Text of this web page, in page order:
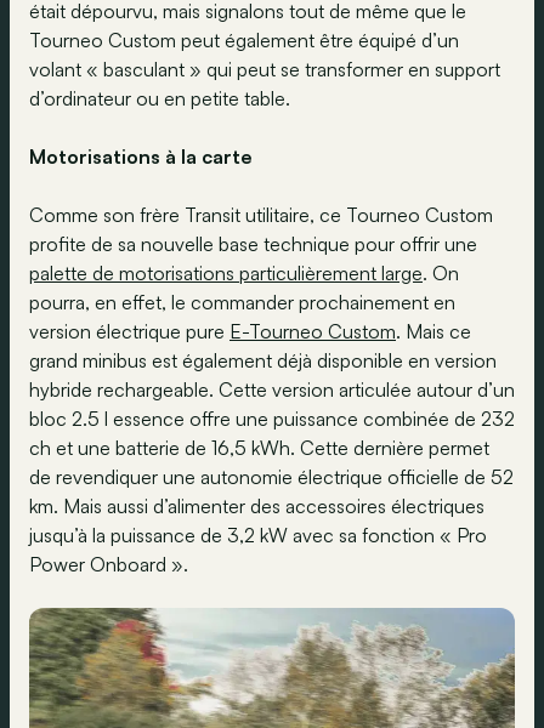
était dépourvu, mais signalons tout de même que le
Tourneo Custom peut également être équipé d’un
volant « basculant » qui peut se transformer en support
d’ordinateur ou en petite table.
Motorisations à la carte
Comme son frère Transit utilitaire, ce Tourneo Custom
profite de sa nouvelle base technique pour offrir une
palette de motorisations particulièrement large. On
pourra, en effet, le commander prochainement en
version électrique pure E-Tourneo Custom. Mais ce
grand minibus est également déjà disponible en version
hybride rechargeable. Cette version articulée autour d’un
bloc 2.5 l essence offre une puissance combinée de 232
ch et une batterie de 16,5 kWh. Cette dernière permet
de revendiquer une autonomie électrique officielle de 52
km. Mais aussi d’alimenter des accessoires électriques
jusqu’à la puissance de 3,2 kW avec sa fonction « Pro
Power Onboard ».